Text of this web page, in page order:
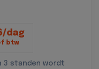
dag
btw
3 standen wordt